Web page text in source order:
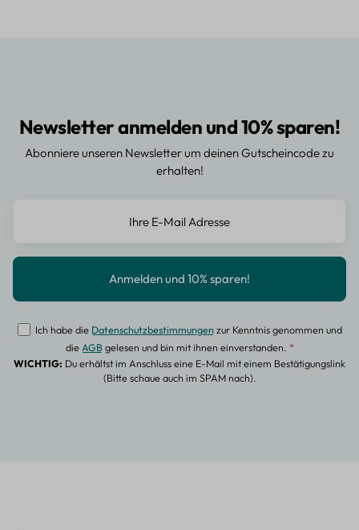
Newsletter anmelden und 10% sparen!
Abonniere unseren Newsletter um deinen Gutscheincode zu
erhalten!
Ich habe die Datenschutzbestimmungenzur Kenntnis genommen und
dieAGBgelesen und bin mit ihnen einverstanden. *
WICHTIG: Du erhältst im Anschluss eine E-Mail mit einem Bestätigungslink
(Bitte schaue auch im SPAM nach).